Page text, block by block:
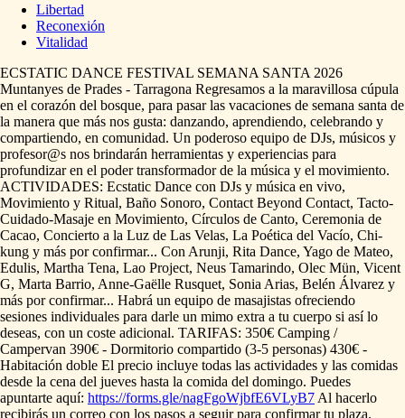
Libertad
Reconexión
Vitalidad
ECSTATIC DANCE FESTIVAL SEMANA SANTA 2026
Muntanyes de Prades - Tarragona Regresamos a la maravillosa cúpula
en el corazón del bosque, para pasar las vacaciones de semana santa de
la manera que más nos gusta: danzando, aprendiendo, celebrando y
compartiendo, en comunidad. Un poderoso equipo de DJs, músicos y
profesor@s nos brindarán herramientas y experiencias para
profundizar en el poder transformador de la música y el movimiento.
ACTIVIDADES: Ecstatic Dance con DJs y música en vivo,
Movimiento y Ritual, Baño Sonoro, Contact Beyond Contact, Tacto-
Cuidado-Masaje en Movimiento, Círculos de Canto, Ceremonia de
Cacao, Concierto a la Luz de Las Velas, La Poética del Vacío, Chi-
kung y más por confirmar... Con Arunji, Rita Dance, Yago de Mateo,
Edulis, Martha Tena, Lao Project, Neus Tamarindo, Olec Mün, Vicent
G, Marta Barrio, Anne-Gaëlle Rusquet, Sonia Arias, Belén Álvarez y
más por confirmar... Habrá un equipo de masajistas ofreciendo
sesiones individuales para darle un mimo extra a tu cuerpo si así lo
deseas, con un coste adicional. TARIFAS: 350€ Camping ​/​
Campervan 390€ - Dormitorio compartido (3-5 personas) 430€ -
Habitación doble El precio incluye todas las actividades y las comidas
desde la cena del jueves hasta la comida del domingo. Puedes
apuntarte aquí: https://forms.gle/nagFgoWjbfE6VLyB7 Al hacerlo
recibirás un correo con los pasos a seguir para confirmar tu plaza.